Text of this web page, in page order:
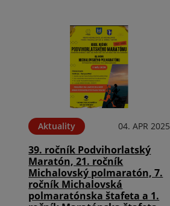
Aktuality 04. APR 2025
39. ročník Podvihorlatský
Maratón, 21. ročník
Michalovský polmaratón, 7.
ročník Michalovská
polmaratónska štafeta a 1.